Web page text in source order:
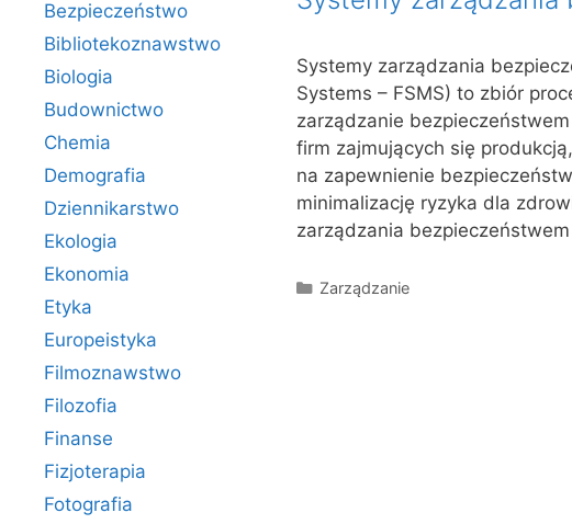
Systemy zarządzania
Systems – FSMS) to zbiór
zarządzanie
firm zajmujących się
na zapewnienie
minimalizację ryzyka dla
zarządzania
Kategorie
Zarządzanie
Bezpieczeństwo
Bibliotekoznawstwo
Biologia
Budownictwo
Chemia
Demografia
Dziennikarstwo
Ekologia
Ekonomia
Etyka
Europeistyka
Filmoznawstwo
Filozofia
Finanse
Fizjoterapia
Fotografia